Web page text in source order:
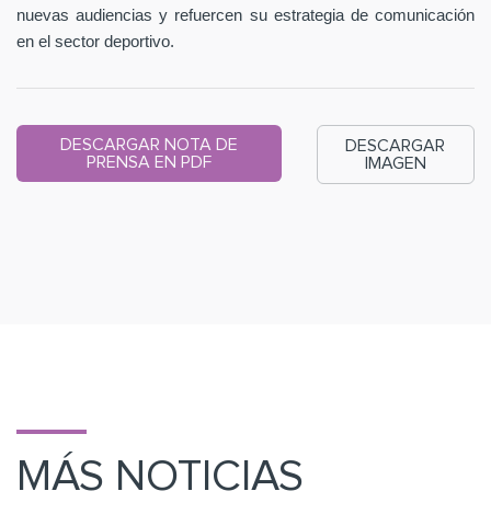
nuevas audiencias y refuercen su estrategia de comunicación
en el sector deportivo.
DESCARGAR NOTA DE
PRENSA EN PDF
DESCARGAR
IMAGEN
MÁS NOTICIAS